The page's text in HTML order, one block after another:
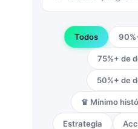
Todos
75%+ de
50%+ de
♛ Mínimo
Estrategia